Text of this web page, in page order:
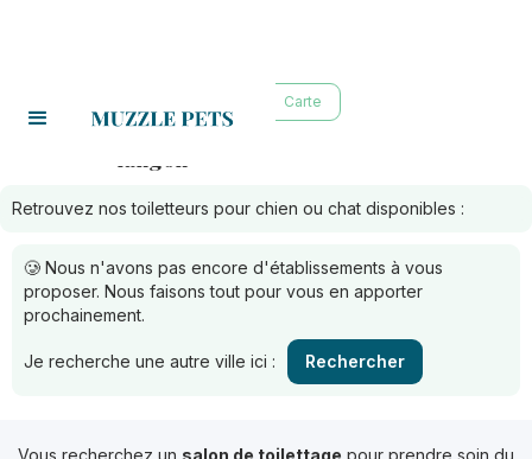
Carte
langon
Retrouvez nos toiletteurs pour chien ou chat disponibles :
🥲 Nous n'avons pas encore d'établissements à vous
proposer. Nous faisons tout pour vous en apporter
prochainement.
Je recherche une autre ville ici : Rechercher
Vous recherchez un salon de toilettage pour prendre soin du